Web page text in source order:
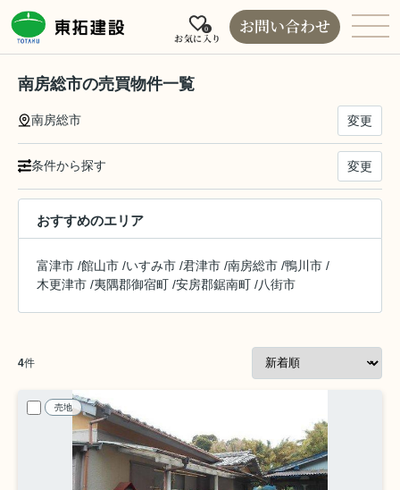
お気に入り
0 お問い合わせ
南房総市の売買物件一覧
南房総市 変更
条件から探す 変更
おすすめのエリア
富津市 /館山市 /いすみ市 /君津市 /南房総市 /鴨川市 /
木更津市 /夷隅郡御宿町 /安房郡鋸南町 /八街市
4件
売地